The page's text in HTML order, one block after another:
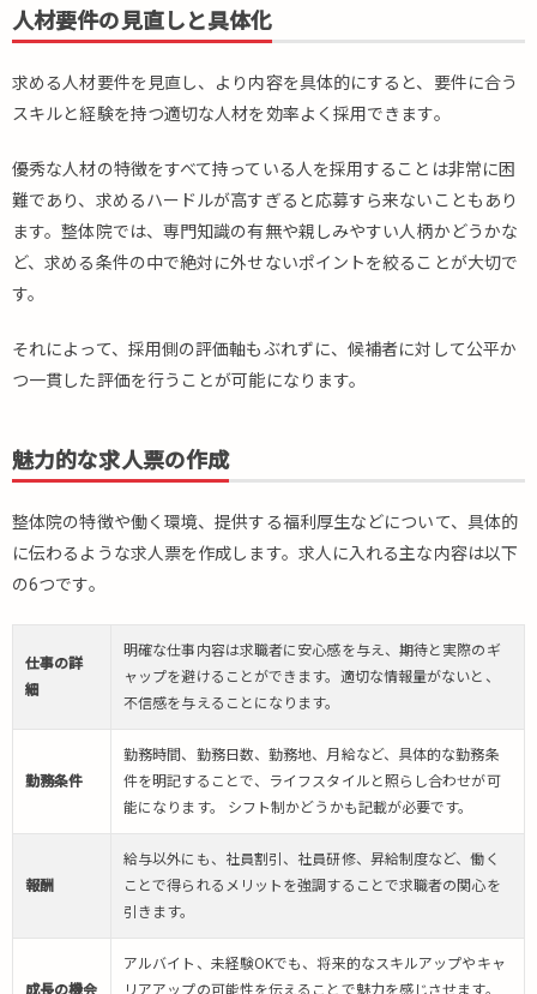
ラル
採
4.4.
ロー
ワー
クや
就職
5.
ま
人材要件の見直しと具体化
求める人材要件を見直し、より内容を具体的にすると、要件に合う
スキルと経験を持つ適切な人材を効率よく採用できます。
優秀な人材の特徴をすべて持っている人を採用することは非常に困
難であり、求めるハードルが高すぎると応募すら来ないこともあり
ます。整体院では、専門知識の有無や親しみやすい人柄かどうかな
ど、求める条件の中で絶対に外せないポイントを絞ることが大切で
す。
それによって、採用側の評価軸もぶれずに、候補者に対して公平か
つ一貫した評価を行うことが可能になります。
魅力的な求人票の作成
整体院の特徴や働く環境、提供する福利厚生などについて、具体的
に伝わるような求人票を作成します。求人に入れる主な内容は以下
の6つです。
仕事の詳
細
明確な仕事内容は求職者に安心感を与え、期待と実際のギ
ャップを避けることができます。適切な情報量がないと、
不信感を与えることになります。
勤務条件
勤務時間、勤務日数、勤務地、月給など、具体的な勤務条
件を明記することで、ライフスタイルと照らし合わせが可
能になります。 シフト制かどうかも記載が必要です。
報酬
給与以外にも、社員割引、社員研修、昇給制度など、働く
ことで得られるメリットを強調することで求職者の関心を
引きます。
成長の機会
アルバイト、未経験OKでも、将来的なスキルアップやキャ
リアアップの可能性を伝えることで魅力を感じさせます。